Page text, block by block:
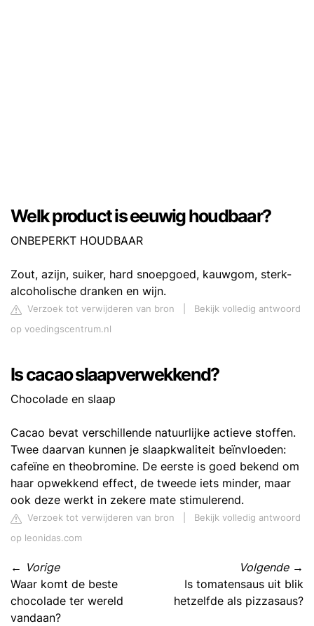
Welk product is eeuwig houdbaar?
ONBEPERKT HOUDBAAR
Zout, azijn, suiker, hard snoepgoed, kauwgom, sterk-
alcoholische dranken en wijn.
Verzoek tot verwijderen van bron
Bekijk volledig antwoord
op voedingscentrum.nl
Is cacao slaapverwekkend?
Chocolade en slaap
Cacao bevat verschillende natuurlijke actieve stoffen.
Twee daarvan kunnen je slaapkwaliteit beïnvloeden:
cafeïne en theobromine. De eerste is goed bekend om
haar opwekkend effect, de tweede iets minder, maar
ook deze werkt in zekere mate stimulerend.
Verzoek tot verwijderen van bron
Bekijk volledig antwoord
op leonidas.com
← Vorige
Waar komt de beste
chocolade ter wereld
vandaan?
Volgende→
Is tomatensaus uit blik
hetzelfde als pizzasaus?